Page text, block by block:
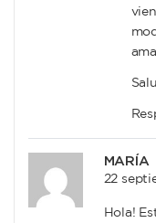
MARÍA
22
Hola!